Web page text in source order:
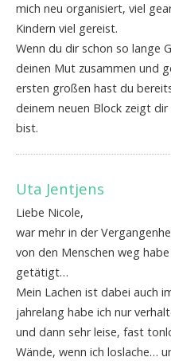
mich neu organisiert, viel
Kindern viel gereist.
Wenn du dir schon so lange
deinen Mut zusammen und
ersten großen hast du
deinem neuen Block zeigt
bist.
Uta Jentjens
Liebe Nicole,
war mehr in der
von den Menschen weg
getätigt…
Mein Lachen ist dabei auch
jahrelang habe ich nur
und dann sehr leise, fast
Wände, wenn ich loslache…